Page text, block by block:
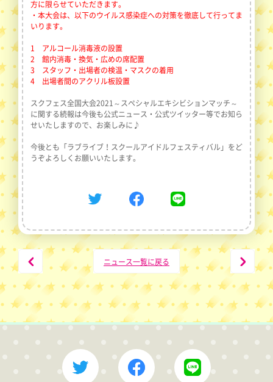
方に限らせていただきます。
・本大会は、以下のウイルス感染症への対策を徹底して行ってま
いります。
1 アルコール消毒液の設置
2 館内消毒・換気・広めの席配置
3 スタッフ・出場者の検温・マスクの着用
4 出場者間のアクリル板設置
スクフェス全国大会2021～スペシャルエキシビションマッチ～
に関する続報は今後も公式ニュース・公式ツイッター等でお知ら
せいたしますので、お楽しみに♪
今後とも「ラブライブ！スクールアイドルフェスティバル」をど
うぞよろしくお願いいたします。
TwitterFacebook
Line
PREV
ニュース一覧に戻る
NEXT